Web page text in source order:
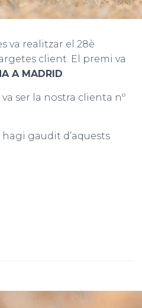
G
N
va realitzar el 28è
client. El premi va
A MADRID.
ser la nostra clienta nº
gaudit d’aquests